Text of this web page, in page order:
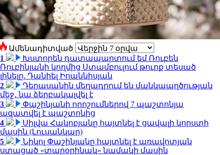
Ամենադիտված
1
Խստորեն դատապարտում եմ Ռուբեն
Ռուբինյանի կողմից Ստամբուլում թուրք տեսած
լինելը. Դանիել Իոաննիսյան
2
Դերասանին մեղադրում են մանկապղծության
մեջ․ նա ձերբակալվել է
3
Փաշինյանի որոշումներով 7 պաշտոնյա
ազատվել է պաշտոնից
4
Սիլվա Հակոբյանը հայտնել է ցավալի կորստի
մասին (Լուսանկար)
5
Նիկոլ Փաշինյանը հայտնել է առավոտյան
ստացած «տարօրինակ» նամակի մասին